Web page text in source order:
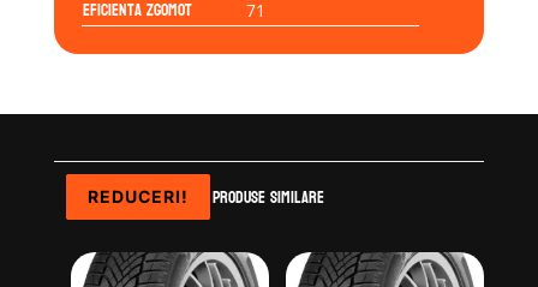
Eficienta Zgomot 71
Produse similare
REDUCERI!
REDUCERI!
REDUCERI!
REDUCERI!